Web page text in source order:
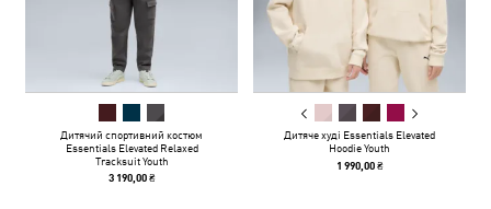
Дитячий спортивний костюм
Essentials Elevated Relaxed
Tracksuit Youth
3 190,00 ₴
Дитяче худі Essentials Elevated
Hoodie Youth
1 990,00 ₴